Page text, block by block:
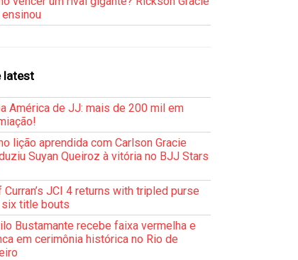
latest
América de JJ: mais de 200 mil em
lição aprendida com Carlson Gracie
Suyan Queiroz à vitória no BJJ Stars
JCI 4 returns with tripled purse
six title bouts
Bustamante recebe faixa vermelha e
em cerimônia histórica no Rio de